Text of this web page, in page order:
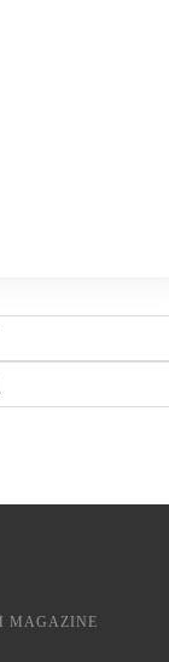
MAGAZINE